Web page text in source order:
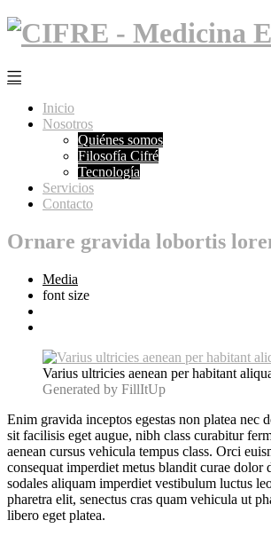
Inicio
Nosotros
Quiénes somos
Filosofía Cifré
Tecnología
Servicios
Contacto
Ornare gravida lobortis
Media
font size
Varius ultricies aenean per habitant
Generated by FillItUp
Enim gravida inceptos egestas non platea nec
sit facilisis eget augue, nibh class curabitur
aenean cursus vehicula tempus class. Orci
consequat imperdiet metus blandit curae dolor
sodales aliquam imperdiet vestibulum luctus
pharetra elit, senectus cras quam vehicula ut
libero eget platea.